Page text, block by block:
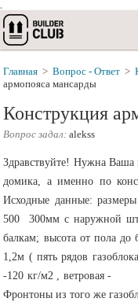
.
Главная > Вопрос - Ответ >
армопояса мансарды
Конструкция
Вопрос задал: alekss
Здравствуйте! Нужна Ваша
домика, а именно по
Исходные данные:
500 300мм с наружной
балкам; высота от пола
1,2м ( пять рядов
-120 кг/м2 , ветровая -
Фронтоны из того же